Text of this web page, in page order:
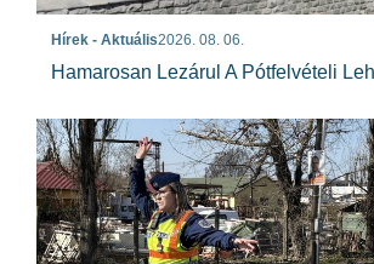
Hírek - Aktuális2026. 08. 06.
Hamarosan Lezárul A Pótfelvételi